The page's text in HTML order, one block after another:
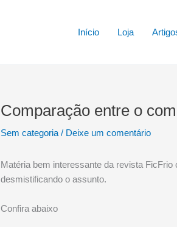
Início Loja
Comparação entre o
Sem categoria / Deixe um comentário
Matéria bem interessante da revista
desmistificando o assunto.
Confira abaixo